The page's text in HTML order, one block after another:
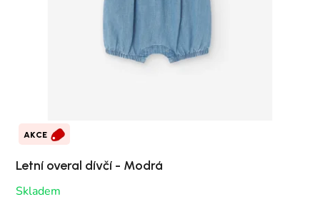
AKCE
Letní overal dívčí - Modrá
Skladem